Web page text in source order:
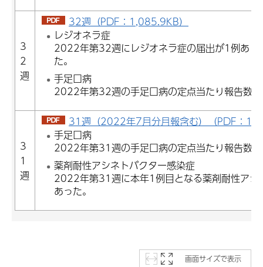
3
2
週
32週（PDF：1,085.9KB）
レジオネラ症
2022年第32週にレジオネラ症の届出が1例あり
た。
手足口病
2022年第32週の手足口病の定点当たり報告数
3
1
週
31週（2022年7月分月報含む）（PDF：
手足口病
2022年第31週の手足口病の定点当たり報告数
薬剤耐性アシネトバクター感染症
2022年第31週に本年1例目となる薬剤耐性アシ
あった。
画面サイズで表示